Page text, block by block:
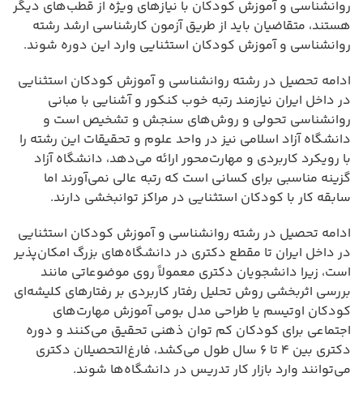
روانشناسی و آموزش کودکان با نیازهای ویژه از قطب‌های دیگر
هستند، متقاضیان باید از طریق آزمون کارشناسی ارشد رشته
روانشناسی و آموزش کودکان استثنایی وارد این دوره شوند.
ادامه تحصیل در رشته روانشناسی و آموزش کودکان استثنایی
در داخل ایران نیازمند رتبه خوب کنکور و آشنایی با مبانی
روانشناسی تحولی و روش‌های سنجش و تشخیص است و
دانشگاه آزاد اسلامی نیز در واحد علوم و تحقیقات این رشته را
با رویکرد کاربردی و مهارت‌محور ارائه می‌دهد، دانشگاه آزاد
گزینه مناسبی برای کسانی است که رتبه عالی نمی‌آورند اما
سابقه کار با کودکان استثنایی در مراکز توانبخشی دارند.
ادامه تحصیل در رشته روانشناسی و آموزش کودکان استثنایی
در داخل ایران تا مقطع دکتری در دانشگاه‌های بزرگ امکان‌پذیر
است، زیرا دانشجویان دکتری معمولاً روی موضوعاتی مانند
بررسی اثربخشی روش تحلیل رفتار کاربردی بر رفتارهای کلیشه‌ای
کودکان اوتیسم یا طراحی مدل بومی آموزش مهارت‌های
اجتماعی برای کودکان کم توان ذهنی تحقیق می‌کنند و دوره
دکتری بین ۴ تا ۶ سال طول می‌کشد، فارغ‌التحصیلان دکتری
می‌توانند وارد بازار کار تدریس در دانشگاه‌ها شوند.